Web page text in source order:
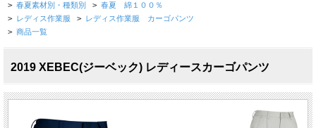
> 春夏素材別・種類別 > 春夏 綿１００％
> レディス作業服 > レディス作業服 カーゴパンツ
> 商品一覧
2019 XEBEC(ジーベック) レディースカーゴパンツ